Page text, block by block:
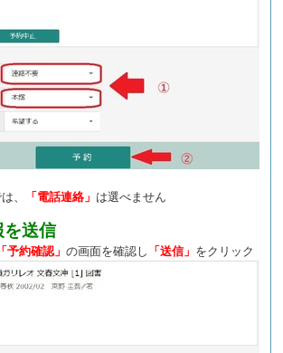
、 「電話連絡」 は選べません
を送信
「予約確認」の画面を確認し 「送信」 をクリック